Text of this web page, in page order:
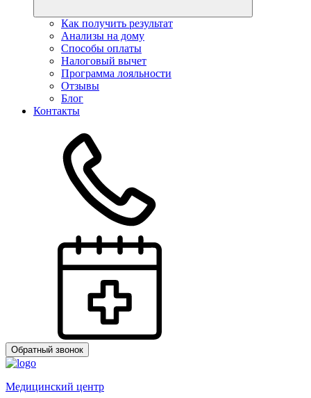
Как получить результат
Анализы на дому
Способы оплаты
Налоговый вычет
Программа лояльности
Отзывы
Блог
Контакты
Обратный звонок
Медицинский центр